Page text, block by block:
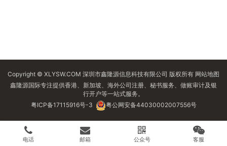
Copyright © XLYSW.COM 深圳市鑫隆源信息科技有限公司 版权所有 网站地图
鑫隆源国际专注提供香港、新加坡、海外公司注册、秘书服务、做账审计及银
行开户等一站式服务。
粤ICP备17115916号-3
粤公网安备44030002007556号
电话 邮箱 公众号 客服